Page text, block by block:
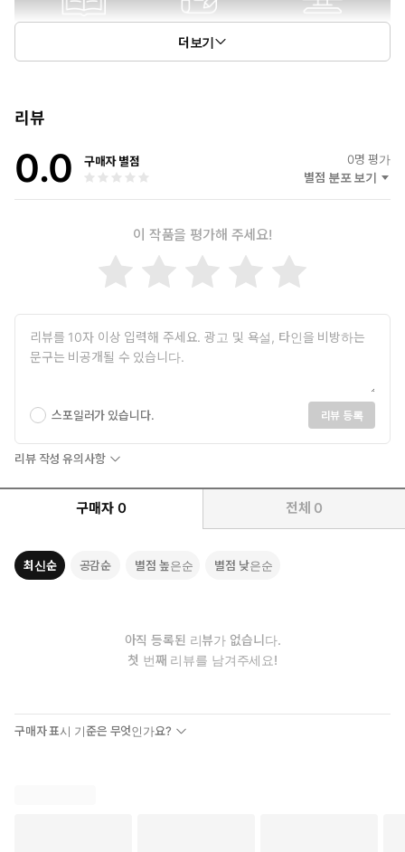
더보기
리뷰
0.0 구매자 별점 0명 평가
별점 분포 보기
이 작품을 평가해 주세요!
스포일러가 있습니다. 리뷰 등록
리뷰 작성 유의사항
구매자 0 전체 0
최신순 공감순 별점 높은순 별점 낮은순
아직 등록된 리뷰가 없습니다.
첫 번째 리뷰를 남겨주세요!
구매자 표시 기준은 무엇인가요?